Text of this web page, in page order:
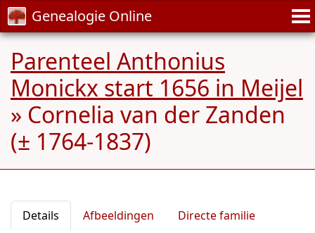
Genealogie Online
Parenteel Anthonius
Monickx start 1656 in Meijel
» Cornelia van der Zanden
(± 1764-1837)
Details Afbeeldingen
Directe familie